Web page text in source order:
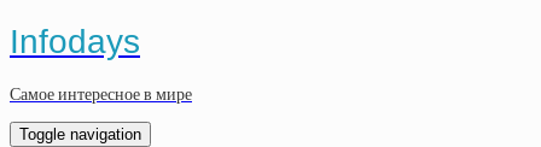
Infodays
Самое интересное в мире
Toggle navigation